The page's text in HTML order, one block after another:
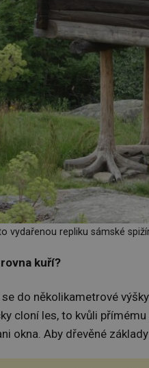
vydařenou repliku sámské
kuří?
do několikametrové
cloní les, to kvůli
okna. Aby dřevěné